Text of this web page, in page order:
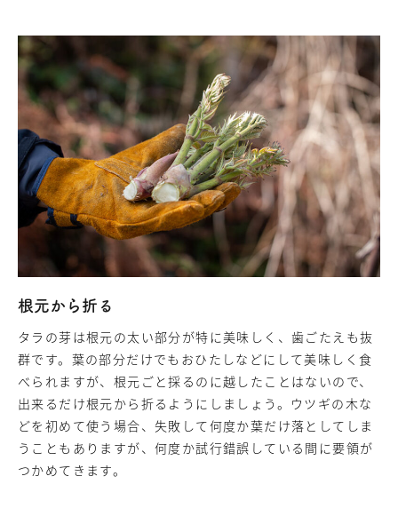
根元から折る
タラの芽は根元の太い部分が特に美味しく、歯ごたえも抜
群です。葉の部分だけでもおひたしなどにして美味しく食
べられますが、根元ごと採るのに越したことはないので、
出来るだけ根元から折るようにしましょう。ウツギの木な
どを初めて使う場合、失敗して何度か葉だけ落としてしま
うこともありますが、何度か試行錯誤している間に要領が
つかめてきます。